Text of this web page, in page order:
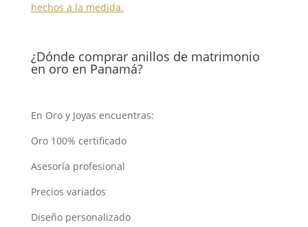
hechos a la medida.
¿Dónde comprar anillos de matrimonio
en oro en Panamá?
En Oro y Joyas encuentras:
Oro 100% certificado
Asesoría profesional
Precios variados
Diseño personalizado